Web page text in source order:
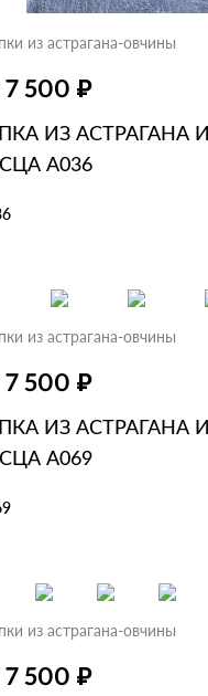
из астрагана-овчины
7 500 ₽
ИЗ АСТРАГАНА И
А036
из астрагана-овчины
7 500 ₽
ИЗ АСТРАГАНА И
А069
из астрагана-овчины
7 500 ₽